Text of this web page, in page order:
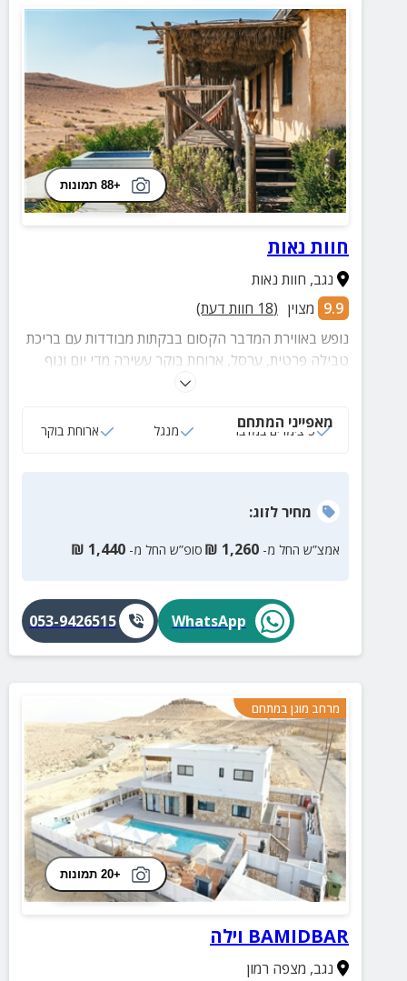
+88 תמונות
חוות נאות
נגב, חוות נאות
9.9 מצוין (
18 חוות דעת)
נופש באווירת המדבר הקסום בבקתות מבודדות עם בריכת
טבילה פרטית, ערסל, ארוחת בוקר עשירה מדי יום ונוף
מאפייני המתחם
5 צימרים במדבר מנגל ארוחת בוקר
מחירלזוג:
אמצ”ש החל מ- 1,260
₪ סופ”ש החל מ- 1,440
₪
WhatsApp
053-9426515
מרחב מוגן במתחם
+20 תמונות
BAMIDBAR וילה
נגב, מצפה רמון